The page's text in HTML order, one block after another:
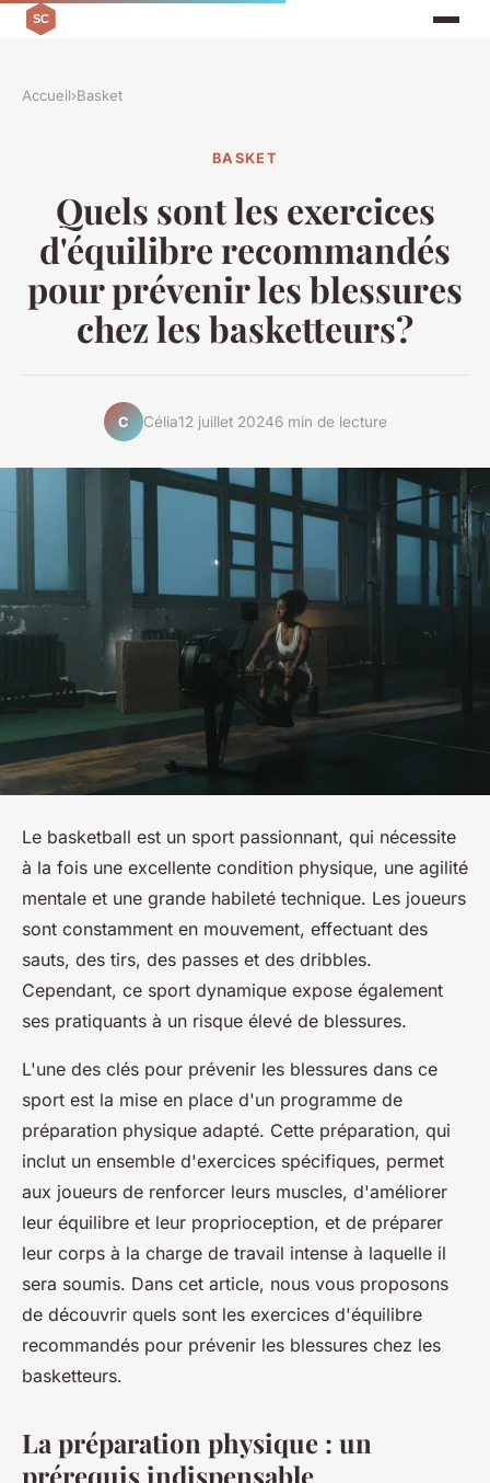
Accueil›Basket
BASKET
Quels sont les exercices
d'équilibre recommandés
pour prévenir les blessures
chez les basketteurs?
C Célia12 juillet 20246 min de lecture
Le basketball est un sport passionnant, qui nécessite
à la fois une excellente condition physique, une agilité
mentale et une grande habileté technique. Les joueurs
sont constamment en mouvement, effectuant des
sauts, des tirs, des passes et des dribbles.
Cependant, ce sport dynamique expose également
ses pratiquants à un risque élevé de blessures.
L'une des clés pour prévenir les blessures dans ce
sport est la mise en place d'un programme de
préparation physique adapté. Cette préparation, qui
inclut un ensemble d'exercices spécifiques, permet
aux joueurs de renforcer leurs muscles, d'améliorer
leur équilibre et leur proprioception, et de préparer
leur corps à la charge de travail intense à laquelle il
sera soumis. Dans cet article, nous vous proposons
de découvrir quels sont les exercices d'équilibre
recommandés pour prévenir les blessures chez les
basketteurs.
La préparation physique : un
prérequis indispensable